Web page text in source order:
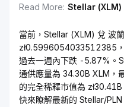
Read More: Stellar (XLM)
當前，Stellar (XLM) 兌 波
zł0.5996054033512385
過去一週內下跌 -5.87%。
通供應量為 34.30B XLM，
的完全稀釋市值為
快來瞭解最新的 Stellar/